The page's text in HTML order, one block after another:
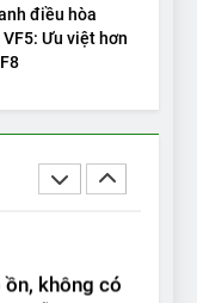
điều hòa
Ưu việt hơn
vào chung
ồn, không có
vẫn bán
phục Tây